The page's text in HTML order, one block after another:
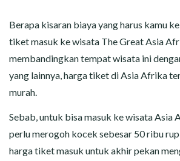
Berapa kisaran biaya yang harus kamu
tiket masuk ke wisata The Great Asia
membandingkan tempat wisata ini
yang lainnya, harga tiket di Asia Afrika
murah.
Sebab, untuk bisa masuk ke wisata Asia
perlu merogoh kocek sebesar 50 ribu
harga tiket masuk untuk akhir pekan